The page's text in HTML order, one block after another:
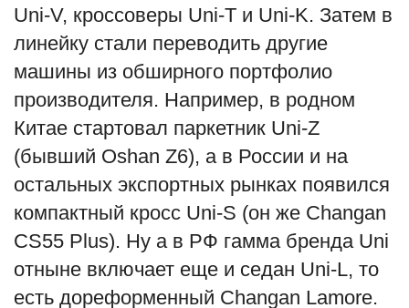
Uni-V, кроссоверы Uni-T и Uni-K. Затем в
линейку стали переводить другие
машины из обширного портфолио
производителя. Например, в родном
Китае стартовал паркетник Uni-Z
(бывший Oshan Z6), а в России и на
остальных экспортных рынках появился
компактный кросс Uni-S (он же Changan
CS55 Plus). Ну а в РФ гамма бренда Uni
отныне включает еще и седан Uni-L, то
есть дореформенный Changan Lamore.